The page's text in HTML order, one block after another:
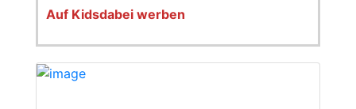
Auf Kidsdabei werben